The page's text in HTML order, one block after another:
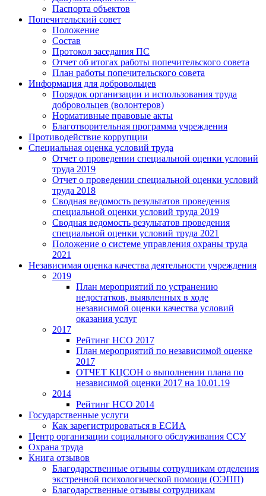
Паспорта объектов
Попечительский совет
Положение
Состав
Протокол заседания ПС
Отчет об итогах работы попечительского совета
План работы попечительского совета
Информация для добровольцев
Порядок организации и использования труда
добровольцев (волонтеров)
Нормативные правовые акты
Благотворительная программа учреждения
Противодействие коррупции
Специальная оценка условий труда
Отчет о проведении специальной оценки условий
труда 2019
Отчет о проведении специальной оценки условий
труда 2018
Сводная ведомость результатов проведения
специальной оценки условий труда 2019
Сводная ведомость результатов проведения
специальной оценки условий труда 2021
Положение о системе управления охраны труда
2021
Независимая оценка качества деятельности учреждения
2019
План мероприятий по устранению
недостатков, выявленных в ходе
независимой оценки качества условий
оказания услуг
2017
Рейтинг НСО 2017
План мероприятий по независимой оценке
2017
ОТЧЕТ КЦСОН о выполнении плана по
независимой оценки 2017 на 10.01.19
2014
Рейтинг НСО 2014
Государственные услуги
Как зарегистрироваться в ЕСИА
Центр организации социального обслуживания ССУ
Охрана труда
Книга отзывов
Благодарственные отзывы сотрудникам отделения
экстренной психологической помощи (ОЭПП)
Благодарственные отзывы сотрудникам